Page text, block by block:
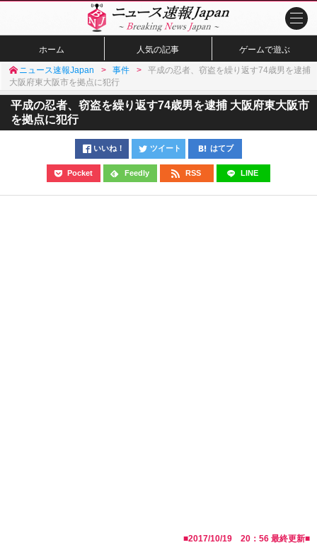
ホーム 人気の記事 ゲームで遊ぶ
ニュース速報Japan 事件
平成の忍者、窃盗を繰り返す74歳男を逮捕
大阪府東大阪市を拠点に犯行
平成の忍者、窃盗を繰り返す74歳男を逮捕 大阪府東大阪市
を拠点に犯行
いいね！ ツイート はてブ
Pocket Feedly RSS LINE
■2017/10/19 20：56 最終更新■